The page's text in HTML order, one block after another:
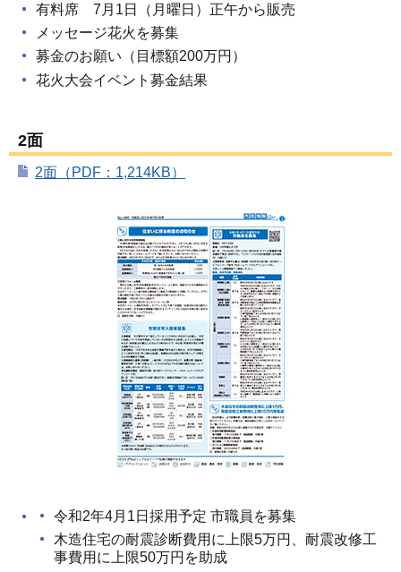
有料席 7月1日（月曜日）正午から販売
メッセージ花火を募集
募金のお願い（目標額200万円）
花火大会イベント募金結果
2面
2面（PDF：1,214KB）
令和2年4月1日採用予定 市職員を募集
木造住宅の耐震診断費用に上限5万円、耐震改修工
事費用に上限50万円を助成